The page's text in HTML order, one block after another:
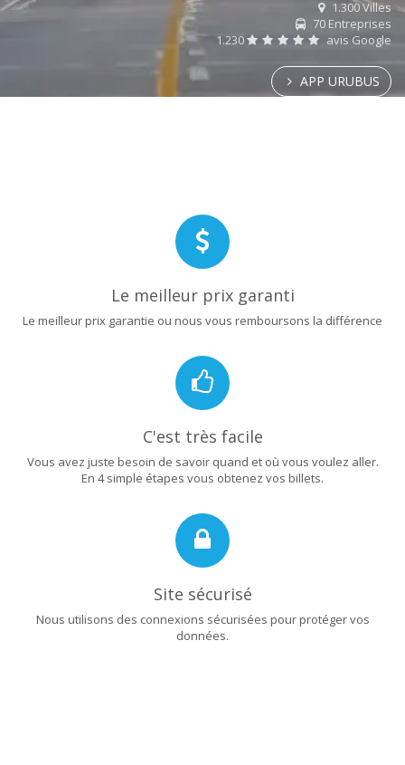
1.300 Villes
70 Entreprises
1.230
avis Google
APP URUBUS
Le meilleur prix garanti
Le meilleur prix garantie ou nous vous remboursons la différence
C'est très facile
Vous avez juste besoin de savoir quand et où vous voulez aller.
En 4 simple étapes vous obtenez vos billets.
Site sécurisé
Nous utilisons des connexions sécurisées pour protéger vos
données.